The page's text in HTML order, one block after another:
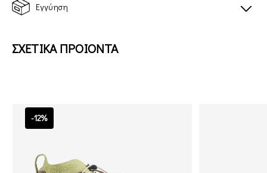
Εγγύηση
ΣΧΕΤΙΚΑ ΠΡΟΙΟΝΤΑ
-12%